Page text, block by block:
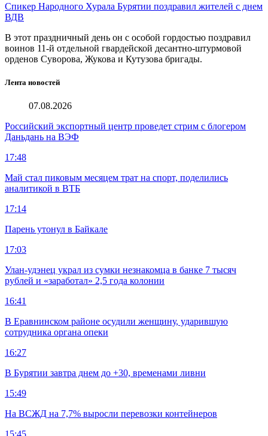
Спикер Народного Хурала Бурятии поздравил жителей с днем
ВДВ
В этот праздничный день он с особой гордостью поздравил
воинов 11-й отдельной гвардейской десантно-штурмовой
орденов Суворова, Жукова и Кутузова бригады.
Лента новостей
07.08.2026
Российский экспортный центр проведет стрим с блогером
Даньдань на ВЭФ
17:48
Май стал пиковым месяцем трат на спорт, поделились
аналитикой в ВТБ
17:14
Парень утонул в Байкале
17:03
Улан-удэнец украл из сумки незнакомца в банке 7 тысяч
рублей и «заработал» 2,5 года колонии
16:41
В Еравнинском районе осудили женщину, ударившую
сотрудника органа опеки
16:27
В Бурятии завтра днем до +30, временами ливни
15:49
На ВСЖД на 7,7% выросли перевозки контейнеров